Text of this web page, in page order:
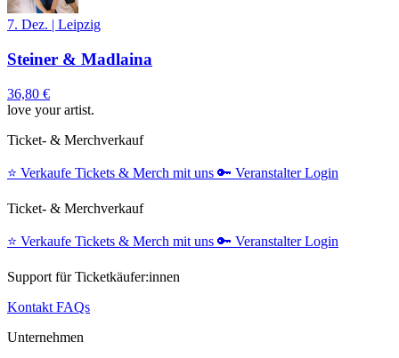
7. Dez. | Leipzig
Steiner & Madlaina
36,80 €
love your artist.
Ticket- & Merchverkauf
⭐️ Verkaufe Tickets & Merch mit uns 🔑 Veranstalter Login
Ticket- & Merchverkauf
⭐️ Verkaufe Tickets & Merch mit uns 🔑 Veranstalter Login
Support für Ticketkäufer:innen
Kontakt FAQs
Unternehmen